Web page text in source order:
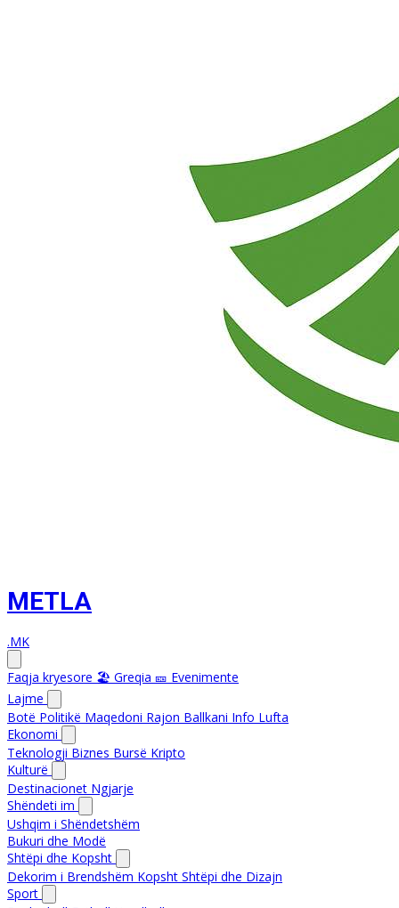
METLA
.MK
Faqja kryesore 🏖️ Greqia 🎫 Evenimente
Lajme
Botë Politikë Maqedoni Rajon Ballkani Info Lufta
Ekonomi
Teknologji Biznes Bursë Kripto
Kulturë
Destinacionet Ngjarje
Shëndeti im
Ushqim i Shëndetshëm
Bukuri dhe Modë
Shtëpi dhe Kopsht
Dekorim i Brendshëm Kopsht Shtëpi dhe Dizajn
Sport